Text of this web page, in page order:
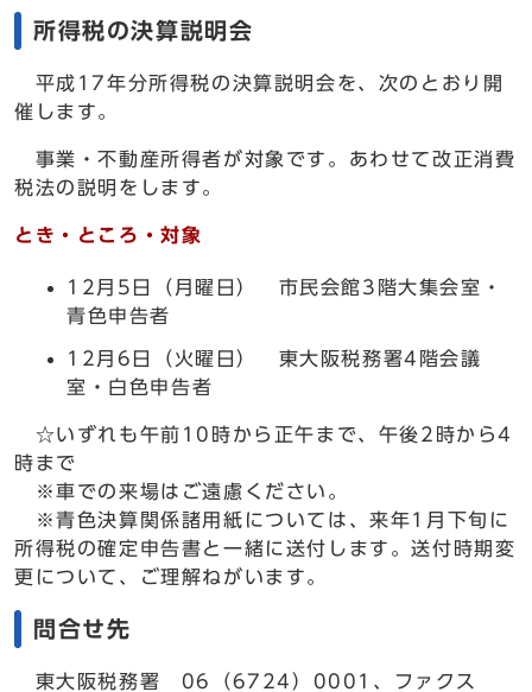
所得税の決算説明会
平成17年分所得税の決算説明会を、次のとおり開
催します。
事業・不動産所得者が対象です。あわせて改正消費
税法の説明をします。
とき・ところ・対象
12月5日（月曜日） 市民会館3階大集会室・
青色申告者
12月6日（火曜日） 東大阪税務署4階会議
室・白色申告者
☆いずれも午前10時から正午まで、午後2時から4
時まで
※車での来場はご遠慮ください。
※青色決算関係諸用紙については、来年1月下旬に
所得税の確定申告書と一緒に送付します。送付時期変
更について、ご理解ねがいます。
問合せ先
東大阪税務署 06（6724）0001、ファクス